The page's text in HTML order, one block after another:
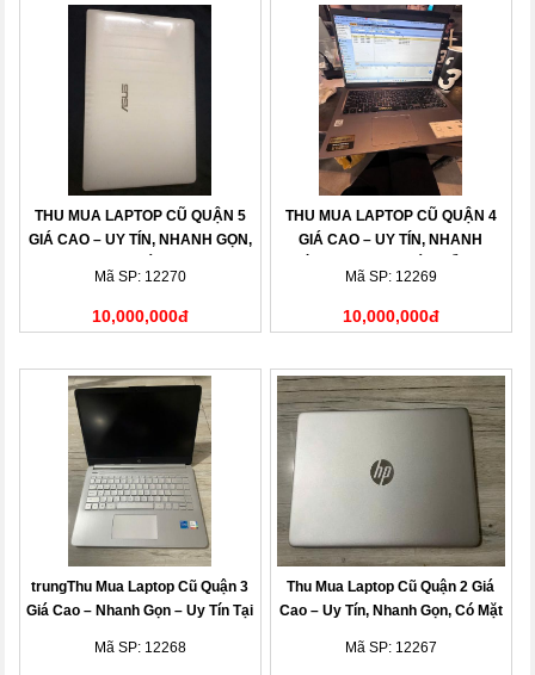
THU MUA LAPTOP CŨ QUẬN 5
GIÁ CAO – UY TÍN, NHANH GỌN,
Mã SP: 12270
10,000,000đ
THU MUA LAPTOP CŨ QUẬN 4
GIÁ CAO – UY TÍN, NHANH
Mã SP: 12269
10,000,000đ
trungThu Mua Laptop Cũ Quận 3
Giá Cao – Nhanh Gọn – Uy Tín Tại
Mã SP: 12268
Thu Mua Laptop Cũ Quận 2 Giá
Cao – Uy Tín, Nhanh Gọn, Có Mặt
Mã SP: 12267